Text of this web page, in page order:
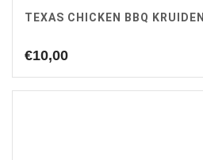
TEXAS CHICKEN BBQ KRUIDEN
€10,00